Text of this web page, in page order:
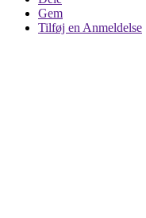
Gem
Tilføj en Anmeldelse